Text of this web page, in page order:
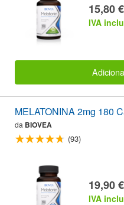
15,80 €
IVA
MELATONINA 2mg 180
da BIOVEA
(93)
19,90 €
IVA